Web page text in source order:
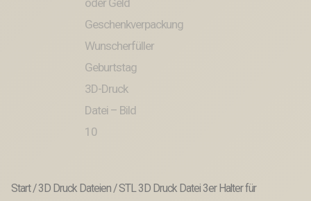
Start/3D Druck Dateien/ STL 3D Druck Datei 3er Halter für